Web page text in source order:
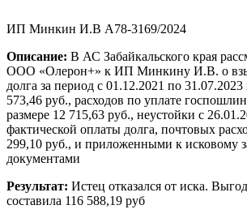
ИП Минкин И.В А78-3169/2024
Описание: В АС Забайкальского края
ООО «Олерон+» к ИП Минкину И.В. о
долга за период с 01.12.2021 по 31.07.2023
573,46 руб., расходов по уплате
размере 12 715,63 руб., неустойки с
фактической оплаты долга, почтовых
299,10 руб., и приложенными к исковому
документами
Результат: Истец отказался от иска.
составила 116 588,19 руб